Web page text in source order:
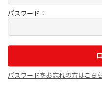
パスワード：
パスワードをお忘れの方はこち